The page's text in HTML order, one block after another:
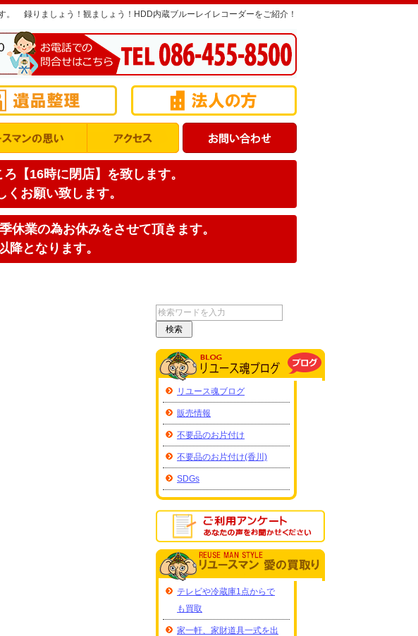
。 録りましょう！観ましょう！HDD内蔵ブルーレイレコーダーをご紹介！
【16時に閉店】を致します。
お願い致します。
休業の為お休みをさせて頂きます。
降となります。
リユース魂ブログ
販売情報
不要品のお片付け
不要品のお片付け(香川)
SDGs
テレビや冷蔵庫1点からで
も買取
家一軒、家財道具一式を出